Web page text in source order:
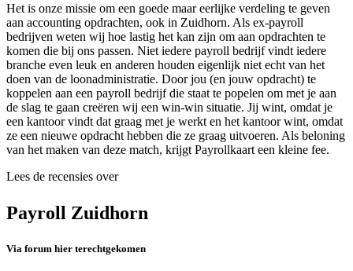
Het is onze missie om een goede maar eerlijke verdeling te geven
aan accounting opdrachten, ook in Zuidhorn. Als ex-payroll
bedrijven weten wij hoe lastig het kan zijn om aan opdrachten te
komen die bij ons passen. Niet iedere payroll bedrijf vindt iedere
branche even leuk en anderen houden eigenlijk niet echt van het
doen van de loonadministratie. Door jou (en jouw opdracht) te
koppelen aan een payroll bedrijf die staat te popelen om met je aan
de slag te gaan creëren wij een win-win situatie. Jij wint, omdat je
een kantoor vindt dat graag met je werkt en het kantoor wint, omdat
ze een nieuwe opdracht hebben die ze graag uitvoeren. Als beloning
van het maken van deze match, krijgt Payrollkaart een kleine fee.
Lees de recensies over
Payroll Zuidhorn
Via forum hier terechtgekomen